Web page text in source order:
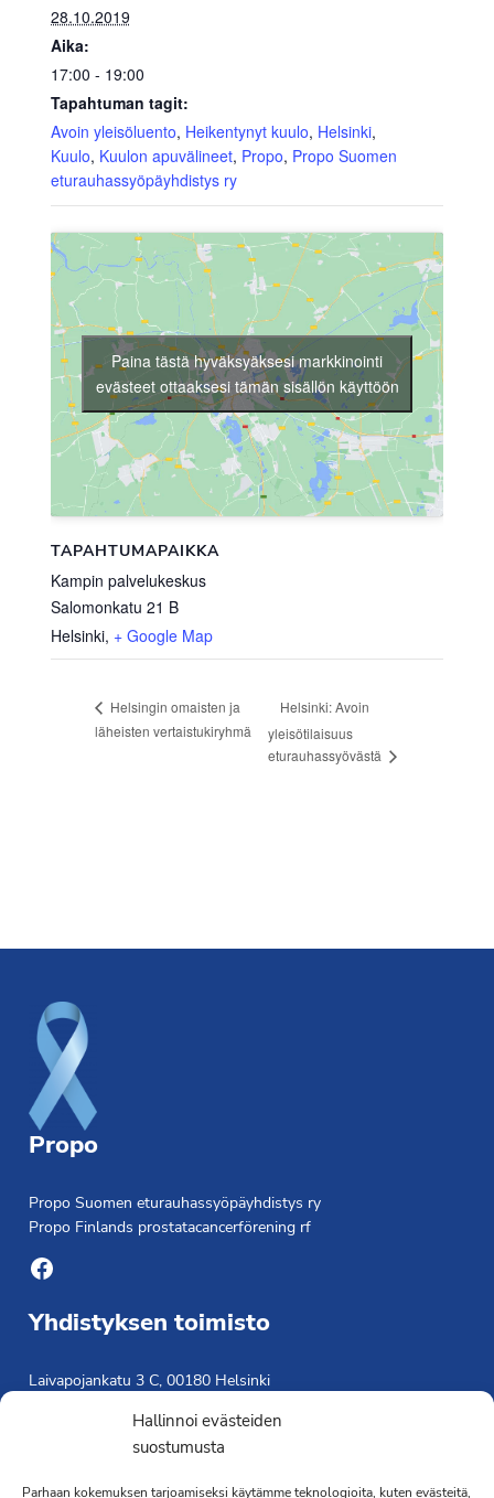
Hallinnoi evästeiden
suostumusta
Parhaan kokemuksen tarjoamiseksi käytämme teknologioita, kuten evästeitä,
28.10.2019
Aika:
17:00 - 19:00
Tapahtuman tagit:
Avoin yleisöluento, Heikentynyt kuulo, Helsinki,
Kuulo, Kuulon apuvälineet, Propo, Propo Suomen
eturauhassyöpäyhdistys ry
TAPAHTUMAPAIKKA
Kampin palvelukeskus
Salomonkatu 21 B
Helsinki, + Google Map
Paina tästä hyväksyäksesi markkinointi
evästeet ottaaksesi tämän sisällön käyttöön
Helsingin omaisten ja
läheisten vertaistukiryhmä
Helsinki: Avoin
yleisötilaisuus
eturauhassyövästä
Propo
Propo Suomen eturauhassyöpäyhdistys ry
Propo Finlands prostatacancerförening rf
Facebook
Yhdistyksen toimisto
Laivapojankatu 3 C, 00180 Helsinki
Saavutettavuusseloste »
Toiminnanjohtaja